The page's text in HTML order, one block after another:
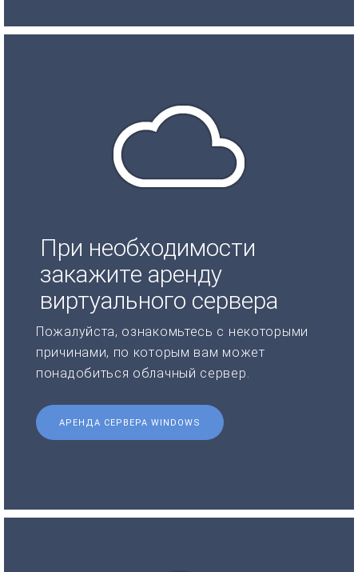
При необходимости
закажите аренду
виртуального сервера
Пожалуйста, ознакомьтесь с некоторыми
причинами, по которым вам может
понадобиться облачный сервер.
АРЕНДА СЕРВЕРА WINDOWS